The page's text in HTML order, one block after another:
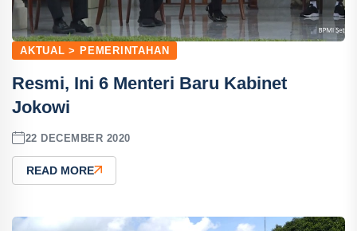
AKTUAL > PEMERINTAHAN
Resmi, Ini 6 Menteri Baru Kabinet
Jokowi
22 DECEMBER 2020
READ MORE